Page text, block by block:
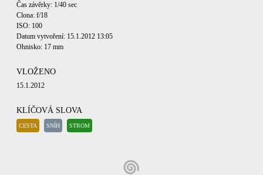
Čas závěrky: 1/40 sec
Clona: f/18
ISO: 100
Datum vytvoření: 15.1.2012 13:05
Ohnisko: 17 mm
VLOŽENO
15.1.2012
KLÍČOVÁ SLOVA
CESTA SNÍH STROM